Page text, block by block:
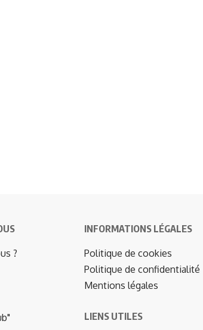
?
INFORMATIONS LÉGALES
Politique de cookies
Politique de confidentialité
Mentions légales
LIENS UTILES